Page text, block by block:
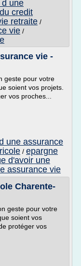
une
credit
retraite /
vie /
vie -
geste pour votre
soient vos projets.
vos proches...
une assurance
/ epargne
d'avoir une
assurance vie
Charente-
geste pour votre
soient vos
protéger vos